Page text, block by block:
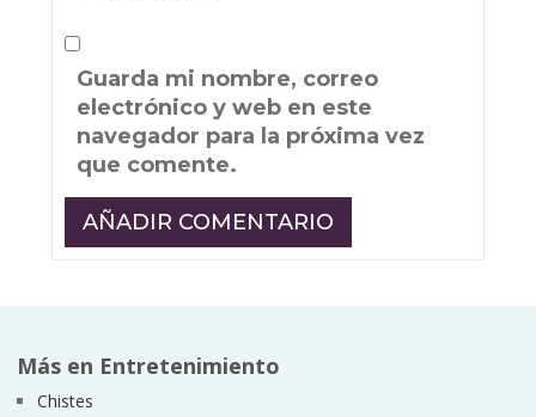
Guarda mi nombre, correo
electrónico y web en este
navegador para la próxima vez
que comente.
Más en Entretenimiento
Chistes